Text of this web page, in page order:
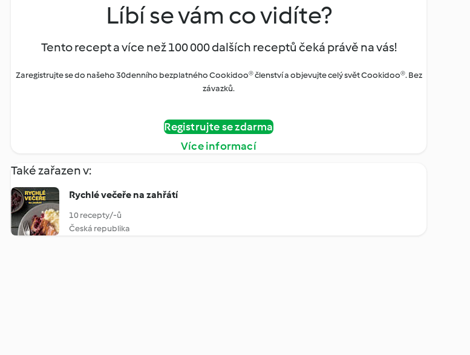
Líbí se vám co vidíte?
Tento recept a více než 100 000 dalších receptů čeká právě na vás!
Zaregistrujte se do našeho 30denního bezplatného Cookidoo® členství a objevujte celý svět Cookidoo®. Bez
závazků.
Registrujte se zdarma
Více informací
Také zařazen v:
Rychlé večeře na zahřátí
10 recepty/-ů
Česká republika